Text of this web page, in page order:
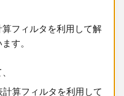
フィルタを利用して解
す。